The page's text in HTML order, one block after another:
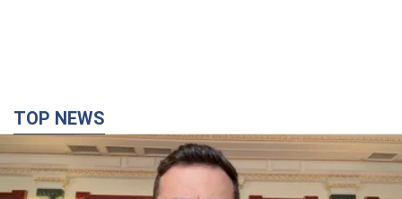
TOP NEWS